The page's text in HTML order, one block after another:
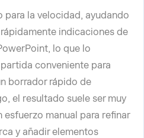
para la velocidad, ayudando
indicaciones de
lo que lo
conveniente para
borrador rápido de
el resultado suele ser muy
esfuerzo manual para refinar
y añadir elementos